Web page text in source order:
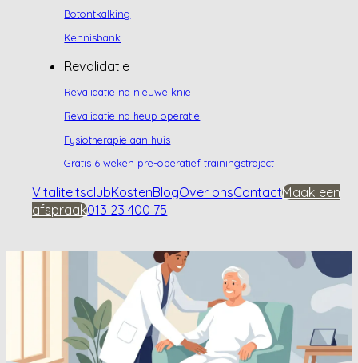
Botontkalking
Kennisbank
Revalidatie
Revalidatie na nieuwe knie
Revalidatie na heup operatie
Fysiotherapie aan huis
Gratis 6 weken pre-operatief trainingstraject
VitaliteitsclubKostenBlogOver onsContactMaak een
afspraak013 23 400 75
Hoe weet je of je een heupoperatie nodig hebt?
Hoe weet je of je een
heupoperatie nodig hebt?